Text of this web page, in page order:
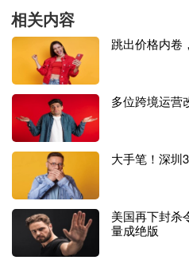
Thuiswinkel.org
线购买，消费者的平均在线消
元增加到2180欧元，增长了15%
上花费越来越多的钱。预计今
增长将再次呈现新冠疫情之前的
但值得注意的是，
的，亚马逊等电商巨头在当地占
之一的购买是通过智能手机完
式仍然是iDEAL。
相关内容
跳出价格内卷
多位跨境运营
大手笔！深圳
美国再下封杀
量成绝版